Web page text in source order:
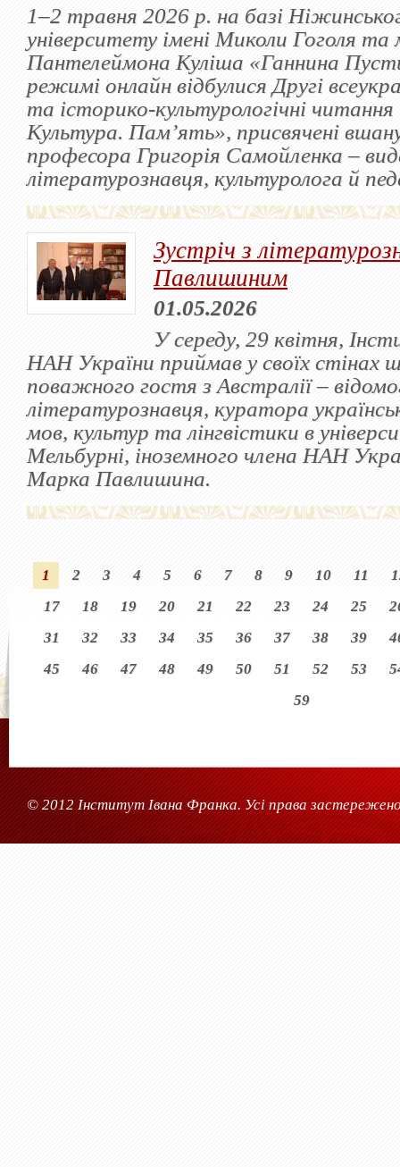
1–2 травня 2026 р. на базі
університету імені Миколи Гоголя та
Пантелеймона Куліша «Ганнина
режимі онлайн відбулися Другі
та історико-культурологічні
Культура. Пам’ять», присвячені
професора Григорія Самойленка –
літературознавця, культуролога й
Зустріч з
Павлишиним
01.05.2026
У середу, 29 квітня,
НАН України приймав у своїх стінах
поважного гостя з Австралії –
літературознавця, куратора
мов, культур та лінгвістики в
Мельбурні, іноземного члена НАН
Марка Павлишина.
1 2 3 4 5 6 7 8 9 10 11
17
18 19 20 21 22 23 24 25
31
32 33 34 35 36 37 38 39
45
46 47 48 49 50 51 52 53
59
© 2012 Інститут Івана Франка. Усі права